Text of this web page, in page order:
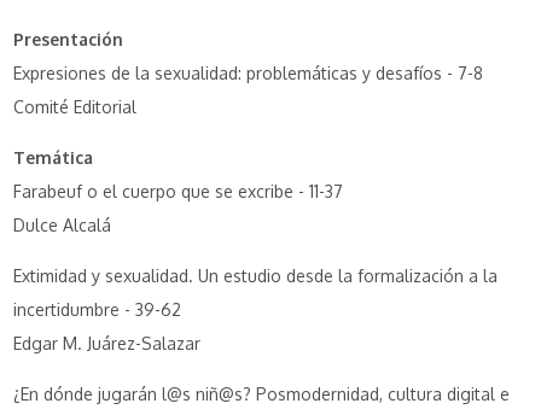
Presentación
Expresiones de la sexualidad: problemáticas y desafíos - 7-8
Comité Editorial
Temática
Farabeuf o el cuerpo que se excribe - 11-37
Dulce Alcalá
Extimidad y sexualidad. Un estudio desde la formalización a la
incertidumbre - 39-62
Edgar M. Juárez-Salazar
¿En dónde jugarán l@s niñ@s? Posmodernidad, cultura digital e